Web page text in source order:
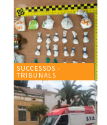
SUCCESSOS -
TRIBUNALS